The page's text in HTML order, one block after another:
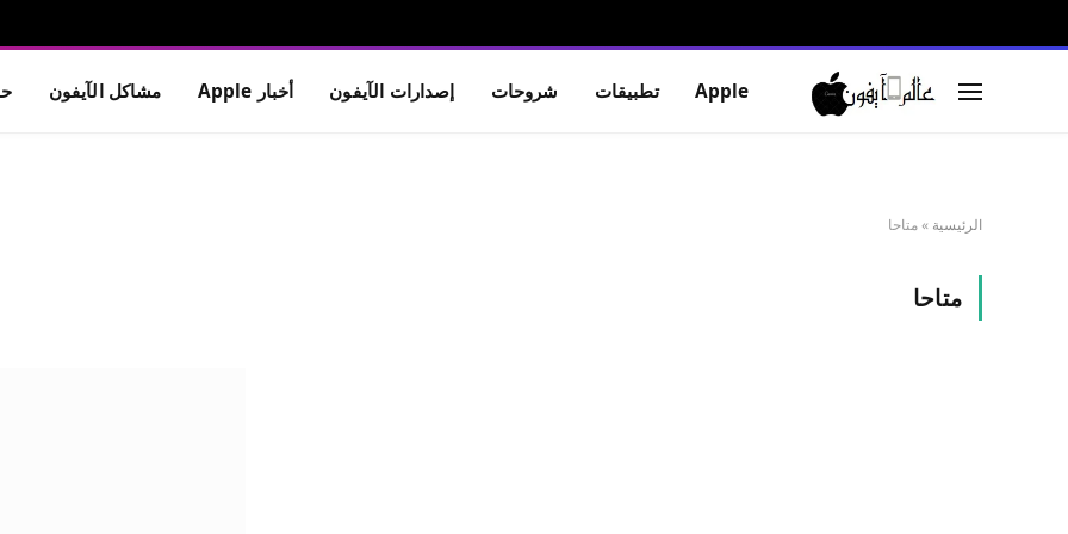
Apple تطبيقات شروحات إصدارات الآيفون أخبار Apple مشاكل الآيفون
الرئيسية »متاحا
متاحا